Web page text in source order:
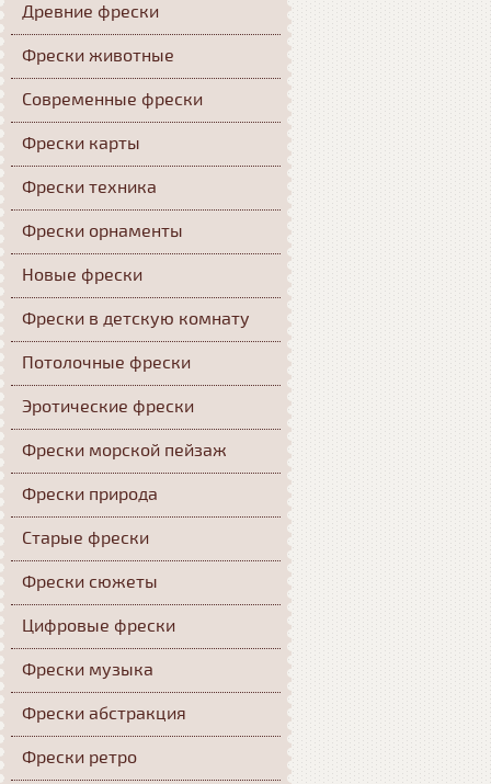
Древние фрески
Фрески животные
Современные фрески
Фрески карты
Фрески техника
Фрески орнаменты
Новые фрески
Фрески в детскую комнату
Потолочные фрески
Эротические фрески
Фрески морской пейзаж
Фрески природа
Старые фрески
Фрески сюжеты
Цифровые фрески
Фрески музыка
Фрески абстракция
Фрески ретро